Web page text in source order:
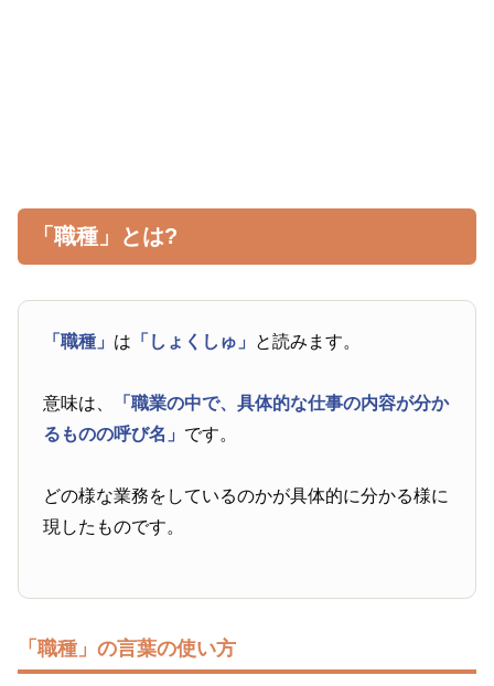
「職種」とは?
「職種」 は 「しょくしゅ」 と読みます。
意味は、
「職業の中で、具体的な仕事の内容が分か
るものの呼び名」 です。
どの様な業務をしているのかが具体的に分かる様に
現したものです。
「職種」の言葉の使い方